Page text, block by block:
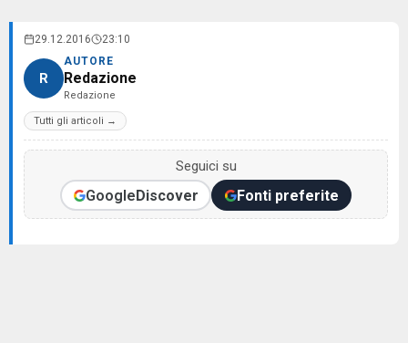
29.12.2016 23:10
R
AUTORE
Redazione
Redazione
Tutti gli articoli →
Seguici su
GoogleDiscover Fonti preferite